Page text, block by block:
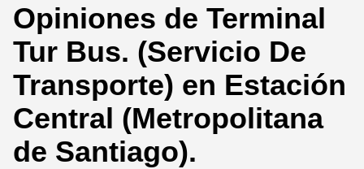
Opiniones de Terminal
Tur Bus. (Servicio De
Transporte) en Estación
Central (Metropolitana
de Santiago).